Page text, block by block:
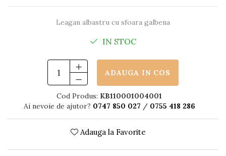
Leagan albastru cu sfoara galbena
IN STOC
ADAUGA IN COS
Cod Produs: KB110001004001
Ai nevoie de ajutor? 0747 850 027 / 0755 418 286
Adauga la Favorite